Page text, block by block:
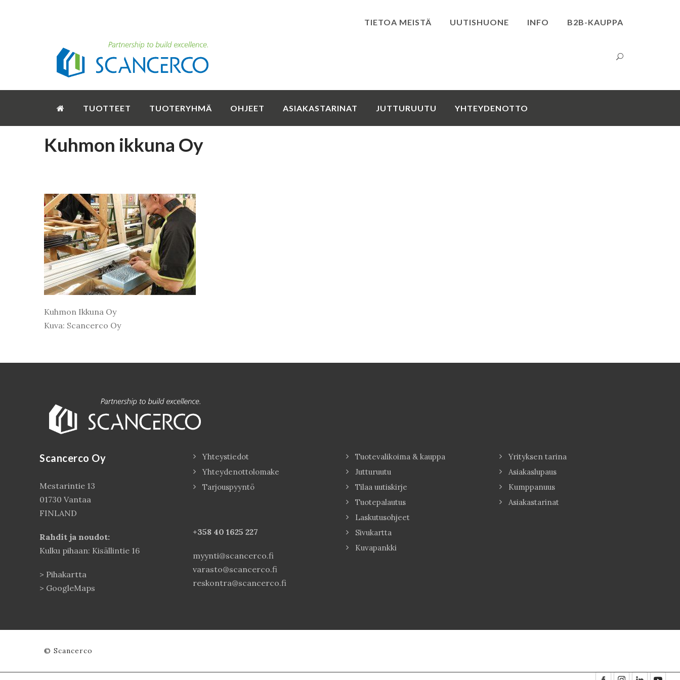
TIETOA MEISTÄ UUTISHUONE INFO B2B-KAUPPA
TUOTTEET TUOTERYHMÄ OHJEET ASIAKASTARINAT JUTTURUUTU YHTEYDENOTTO
Kuhmon ikkuna Oy
Kuhmon Ikkuna Oy
Kuva: Scancerco Oy
Scancerco Oy
Mestarintie 13
01730 Vantaa
FINLAND
Rahdit ja noudot:
Kulku pihaan: Kisällintie 16
> Pihakartta
> GoogleMaps
Yhteystiedot
Yhteydenottolomake
Tarjouspyyntö
+358 40 1625 227
myynti@scancerco.fi
varasto@scancerco.fi
reskontra@scancerco.fi
Tuotevalikoima & kauppa
Jutturuutu
Tilaa uutiskirje
Tuotepalautus
Laskutusohjeet
Sivukartta
Kuvapankki
Yrityksen tarina
Asiakaslupaus
Kumppanuus
Asiakastarinat
© Scancerco